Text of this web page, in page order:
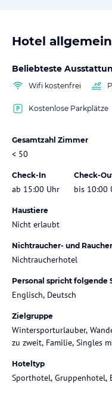
Hotel allgemein
Beliebteste
Wifi kostenfrei
Kostenlose Parkplätze
Gesamtzahl Zimmer
< 50
Check-In
ab 15:00 Uhr
Check-
bis 10:00
Haustiere
Nicht erlaubt
Nichtraucher- und
Nichtraucherhotel
Personal spricht folgende
Englisch, Deutsch
Zielgruppe
Wintersporturlauber,
zu zweit, Familie, Singles
Hoteltyp
Sporthotel, Gruppenhotel,